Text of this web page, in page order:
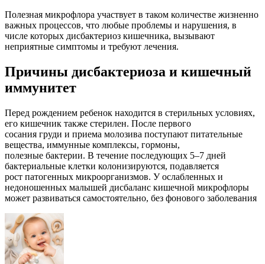
Полезная микрофлора участвует в таком количестве жизненно
важных процессов, что любые проблемы и нарушения, в
числе которых дисбактериоз кишечника, вызывают
неприятные симптомы и требуют лечения.
Причины дисбактериоза и кишечный
иммунитет
Перед рождением ребенок находится в стерильных условиях,
его кишечник также стерилен. После первого
сосания груди и приема молозива поступают питательные
вещества, иммунные комплексы, гормоны,
полезные бактерии. В течение последующих 5–7 дней
бактериальные клетки колонизируются, подавляется
рост патогенных микроорганизмов. У ослабленных и
недоношенных малышей дисбаланс кишечной микрофлоры
может развиваться самостоятельно, без фонового заболевания